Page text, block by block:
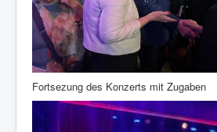
Fortsezung des Konzerts mit Zugaben